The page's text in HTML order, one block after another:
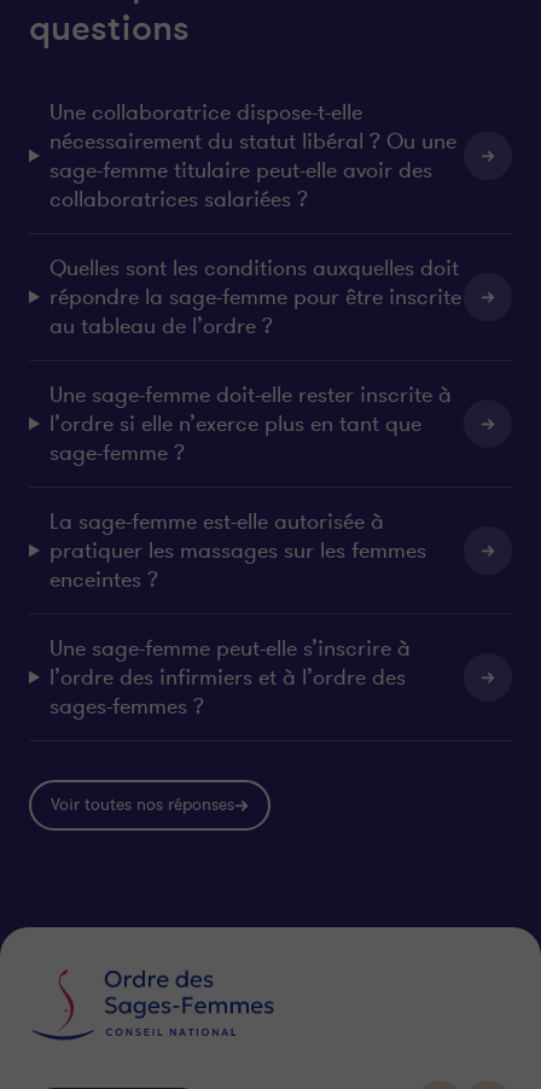
questions
Voir toutes nos réponses
Une collaboratrice dispose-t-elle
nécessairement du statut libéral ? Ou une
sage-femme titulaire peut-elle avoir des
collaboratrices salariées ?
Quelles sont les conditions auxquelles doit
répondre la sage-femme pour être inscrite
au tableau de l’ordre ?
Une sage-femme doit-elle rester inscrite à
l’ordre si elle n’exerce plus en tant que
sage-femme ?
La sage-femme est-elle autorisée à
pratiquer les massages sur les femmes
enceintes ?
Une sage-femme peut-elle s’inscrire à
l’ordre des infirmiers et à l’ordre des
sages-femmes ?